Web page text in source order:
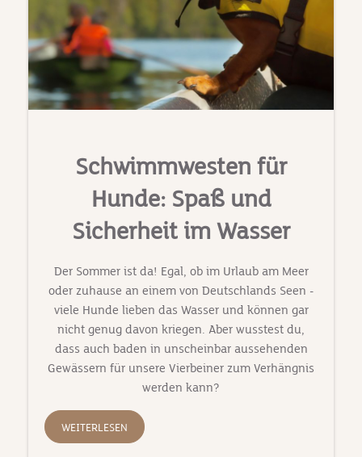
Schwimmwesten für
Hunde: Spaß und
Sicherheit im Wasser
Der Sommer ist da! Egal, ob im Urlaub am Meer
oder zuhause an einem von Deutschlands Seen -
viele Hunde lieben das Wasser und können gar
nicht genug davon kriegen. Aber wusstest du,
dass auch baden in unscheinbar aussehenden
Gewässern für unsere Vierbeiner zum Verhängnis
werden kann?
WEITERLESEN